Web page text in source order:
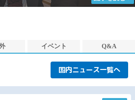
境保全について語っていただきます
イベント Q&A
国内ニュース一覧へ